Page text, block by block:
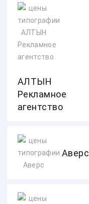
АЛТЫН
Рекламное
агентство
Аверс